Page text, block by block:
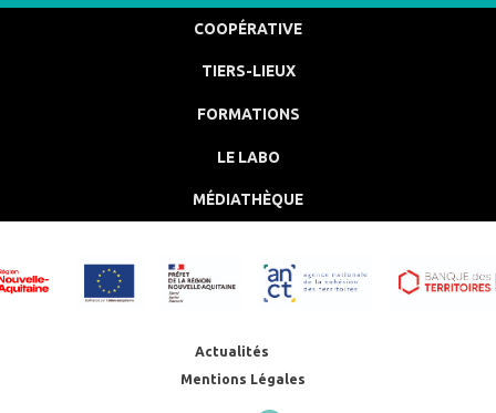
COOPÉRATIVE
TIERS-LIEUX
FORMATIONS
LE LABO
MÉDIATHÈQUE
Actualités
Mentions Légales